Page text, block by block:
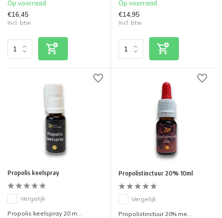
Op voorraad
€16,45
Incl. btw
Op voorraad
€14,95
Incl. btw
Propolis keelspray
Vergelijk
Propolis keelspray 20 m...
Propolistinctuur 20% 10ml
Vergelijk
Propolistinctuur 20% me...